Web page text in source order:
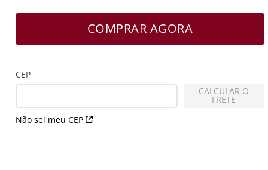
COMPRAR AGORA
CEP
Não sei meu CEP
CALCULAR O
FRETE